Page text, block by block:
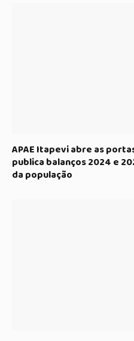
APAE Itapevi abre as
publica balanços 2024 e
da população